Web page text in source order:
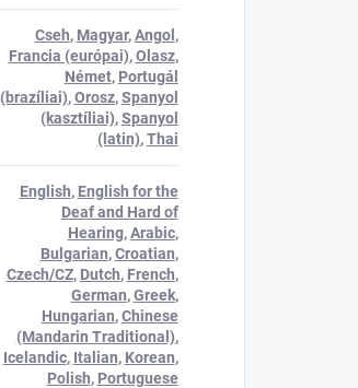
Cseh, Magyar,Angol ,
Francia (európai),Olasz,
Német, Portugál
(brazíliai),Orosz,Spanyol
(kasztíliai),Spanyol
(latin),Thai
English, English for the
Deaf and Hard of
Hearing,Arabic,
Bulgarian,Croatian,
Czech/CZ, Dutch, French,
German,Greek,
Hungarian,Chinese
(Mandarin Traditional),
Icelandic, Italian, Korean,
Polish, Portuguese